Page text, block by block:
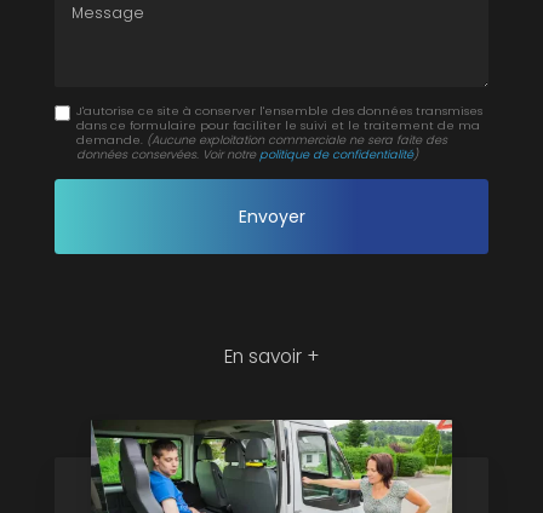
Message
J'autorise ce site à conserver l'ensemble des données transmises
dans ce formulaire pour faciliter le suivi et le traitement de ma
demande. (Aucune exploitation commerciale ne sera faite des
données conservées. Voir notre politique de confidentialité)
En savoir +